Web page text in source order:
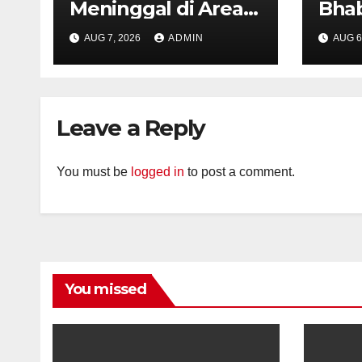
Meninggal di Area
Persawahan
Kalibeji, Polisi
Pastikan Tidak Ada
AUG 7, 2026 ADMIN
dan
AUG
Leave a Reply
You must be logged in to post a comment.
You missed